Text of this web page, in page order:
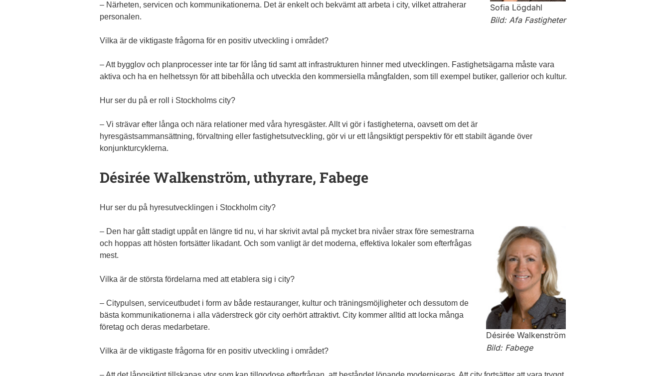
Sofia Lögdahl
Bild: Afa Fastigheter
– Närheten, servicen och kommunikationerna. Det är enkelt och bekvämt att arbeta i city, vilket attraherar
personalen.
Vilka är de viktigaste frågorna för en positiv utveckling i området?
– Att bygglov och planprocesser inte tar för lång tid samt att infrastrukturen hinner med utvecklingen. Fastig­hetsägarna måste vara
aktiva och ha en helhetssyn för att bibehålla och utveckla den kommersiella mångfalden, som till exempel butiker, gallerior och kultur.
Hur ser du på er roll i Stockholms city?
– Vi strävar efter långa och nära relationer med våra hyresgäster. Allt vi gör i fastigheterna, oavsett om det är
hyresgästsammansättning, förvaltning eller fastighetsutveckling, gör vi ur ett långsiktigt perspektiv för ett stabilt ägande över
konjunkturcyklerna.
Désirée Walkenström, uthyrare, Fabege
Hur ser du på hyresutvecklingen i Stockholm city?
Désirée Walkenström
Bild: Fabege
– Den har gått stadigt uppåt en längre tid nu, vi har skrivit avtal på mycket bra nivåer strax före semestrarna
och hoppas att hösten fortsätter likadant. Och som vanligt är det moderna, effektiva lokaler som efterfrågas
mest.
Vilka är de största fördelarna med att etablera sig i city?
– Citypulsen, serviceutbudet i form av både restauranger, kultur och träningsmöjligheter och dessutom de
bästa kommunikationerna i alla väderstreck gör city oerhört attraktivt. City kommer alltid att locka många
företag och deras medarbetare.
Vilka är de viktigaste frågorna för en positiv utveckling i området?